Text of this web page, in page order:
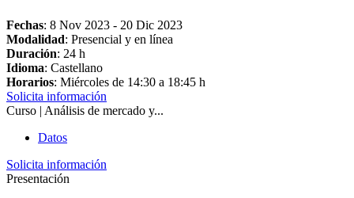
Fechas: 8 Nov 2023 - 20 Dic 2023
Modalidad: Presencial y en línea
Duración: 24 h
Idioma: Castellano
Horarios: Miércoles de 14:30 a 18:45 h
Solicita información
Curso | Análisis de mercado y...
Datos
Solicita información
Presentación